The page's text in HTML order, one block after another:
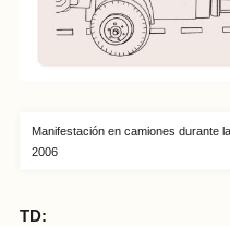
Manifestación en camiones durante
2006
TD: